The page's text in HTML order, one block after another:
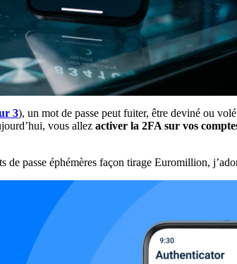
3), un mot de passe peut fuiter, être deviné ou
vous allez activer la 2FA sur vos
de passe éphémères façon tirage Euromillion,